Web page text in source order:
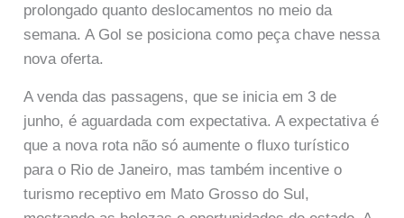
prolongado quanto deslocamentos no meio da
semana. A Gol se posiciona como peça chave nessa
nova oferta.
A venda das passagens, que se inicia em 3 de
junho, é aguardada com expectativa. A expectativa é
que a nova rota não só aumente o fluxo turístico
para o Rio de Janeiro, mas também incentive o
turismo receptivo em Mato Grosso do Sul,